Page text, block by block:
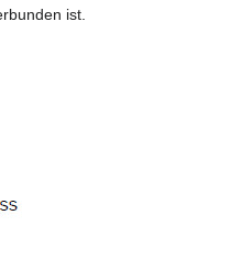
ist.